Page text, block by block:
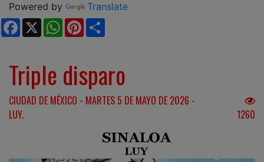
Powered by
Translate
Facebook
X WhatsApp
Pinterest
Triple disparo
CIUDAD DE MÉXICO - MARTES 5 DE MAYO DE 2026 -
LUY.
1260